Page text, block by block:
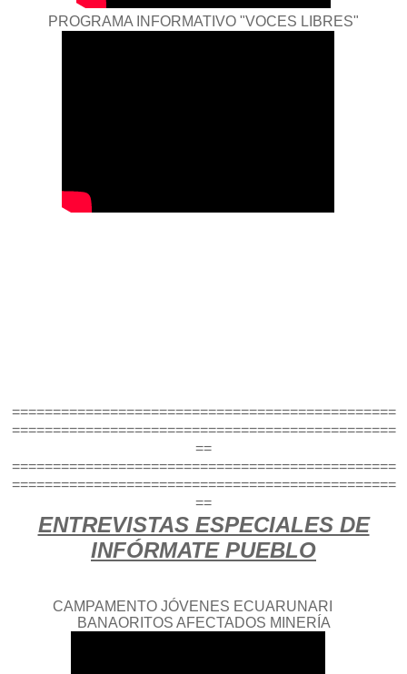
PROGRAMA INFORMATIVO "VOCES LIBRES"
===============================================
===============================================
==
===============================================
===============================================
==
ENTREVISTAS ESPECIALES DE
INFÓRMATE PUEBLO
CAMPAMENTO JÓVENES ECUARUNARI
BANAORITOS AFECTADOS MINERÍA